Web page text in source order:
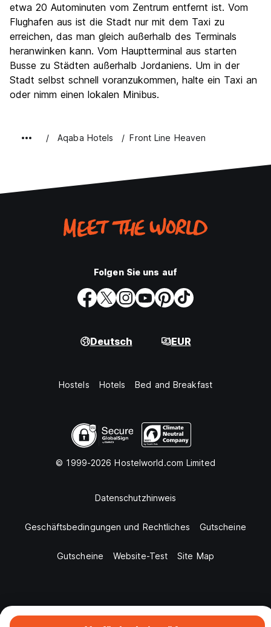
etwa 20 Autominuten vom Zentrum entfernt ist. Vom
Flughafen aus ist die Stadt nur mit dem Taxi zu
erreichen, das man gleich außerhalb des Terminals
heranwinken kann. Vom Hauptterminal aus starten
Busse zu Städten außerhalb Jordaniens. Um in der
Stadt selbst schnell voranzukommen, halte ein Taxi an
oder nimm einen lokalen Minibus.
Aqaba Hotels Front Line Heaven
Folgen Sie uns auf
Deutsch EUR
Hostels Hotels Bed and Breakfast
© 1999-2026 Hostelworld.com Limited
Datenschutzhinweis
Geschäftsbedingungen und Rechtliches Gutscheine
Gutscheine Website-Test Site Map